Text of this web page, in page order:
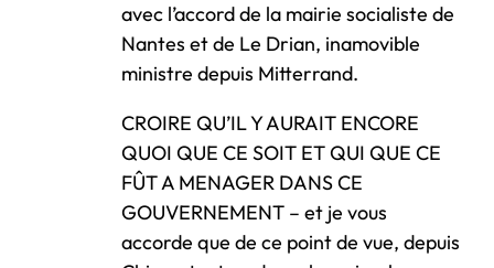
avec l’accord de la mairie socialiste de
Nantes et de Le Drian, inamovible
ministre depuis Mitterrand.
CROIRE QU’IL Y AURAIT ENCORE
QUOI QUE CE SOIT ET QUI QUE CE
FÛT A MENAGER DANS CE
GOUVERNEMENT – et je vous
accorde que de ce point de vue, depuis